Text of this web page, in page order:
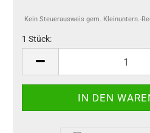
Kein Steuerausweis gem. Kleinuntern.-
1 Stück: